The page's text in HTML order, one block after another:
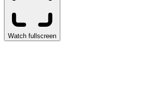
Watch fullscreen